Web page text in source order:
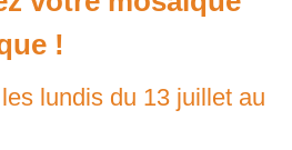
!
lundis du 13 juillet au